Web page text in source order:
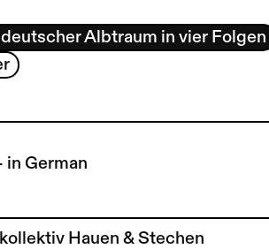
Albtraum in vier Folgen
in German
Seite vonHauen & Stechen